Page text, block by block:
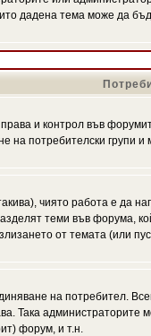
дадена тема може да
и контрол във
на потребителски групи
чиято работа е да
теми във форума,
от темата (или
на потребител.
Така
форум, и т.н.